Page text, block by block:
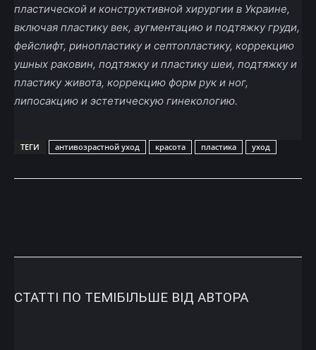
пластической и конструктивной хирургии в Украине,
включая пластику век, аугментацию и подтяжку груди,
фейслифт, ринопластику и септопластику, коррекцию
ушных раковин, подтяжку и пластику шеи, подтяжку и
пластику живота, коррекцию форм рук и ног,
липосакцию и эстетическую гинекологию.
ТЕГИ антивозрастной уход красота пластика уход
СТАТТІ ПО ТЕМІБІЛЬШЕ ВІД АВТОРА